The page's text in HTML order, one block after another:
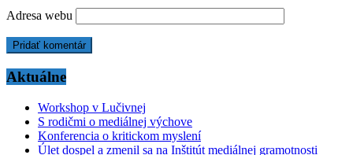
Adresa webu
Aktuálne
Workshop v Lučivnej
S rodičmi o mediálnej výchove
Konferencia o kritickom myslení
Úlet dospel a zmenil sa na Inštitút mediálnej gramotnosti